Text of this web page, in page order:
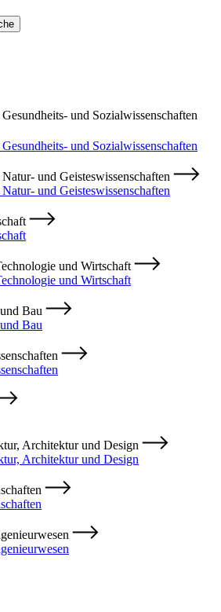
und Sozialwissenschaften
und Sozialwissenschaften
und Geisteswissenschaften
und Geisteswissenschaften
und Wirtschaft
und Wirtschaft
Bau
Bau
Architektur und Design
Architektur und Design